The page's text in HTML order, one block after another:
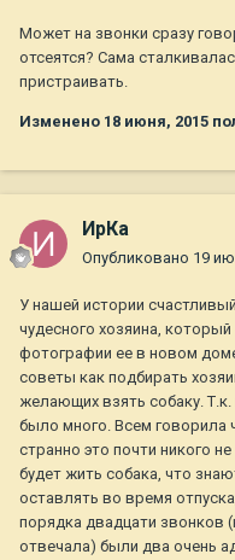
Может на звонки сразу
отсеятся? Сама
пристраивать.
Изменено 18 июня, 2015
ИрКа
Опубликовано 19
У нашей истории
чудесного хозяина,
фотографии ее в новом
советы как подбирать
желающих взять собаку.
было много. Всем говорила
странно это почти никого
будет жить собака, что
оставлять во время
порядка двадцати звонков
отвечала) были два очень